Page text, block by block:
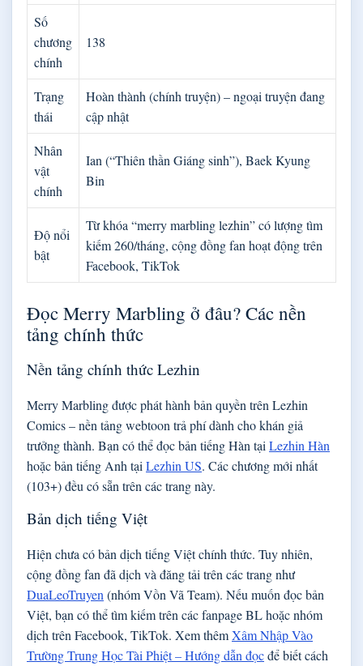
Số
chương
chính
138
Trạng
thái
Hoàn thành (chính truyện) – ngoại truyện đang
cập nhật
Nhân
vật
chính
Ian (“Thiên thần Giáng sinh”), Baek Kyung
Bin
Độ nổi
bật
Từ khóa “merry marbling lezhin” có lượng tìm
kiếm 260/tháng, cộng đồng fan hoạt động trên
Facebook, TikTok
Đọc Merry Marbling ở đâu? Các nền
tảng chính thức
Nền tảng chính thức Lezhin
Merry Marbling được phát hành bản quyền trên Lezhin
Comics – nền tảng webtoon trả phí dành cho khán giả
trưởng thành. Bạn có thể đọc bản tiếng Hàn tạiLezhin Hàn
hoặc bản tiếng Anh tạiLezhin US. Các chương mới nhất
(103+) đều có sẵn trên các trang này.
Bản dịch tiếng Việt
Hiện chưa có bản dịch tiếng Việt chính thức. Tuy nhiên,
cộng đồng fan đã dịch và đăng tải trên các trang như
DuaLeoTruyen (nhóm Vồn Vã Team). Nếu muốn đọc bản
Việt, bạn có thể tìm kiếm trên các fanpage BL hoặc nhóm
dịch trên Facebook, TikTok. Xem thêmXâm Nhập Vào
Trường Trung Học Tài Phiệt – Hướng dẫn đọcđể biết cách